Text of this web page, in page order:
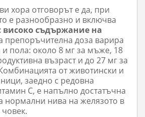
хора отговорът е да, при
е разнообразно и включва
високо съдържание на
препоръчителна доза варира
и пола: около 8 мг за мъже, 18
възраст и до 27 мг за
от животински и
заедно с редовна
С, е напълно достатъчна
нормални нива на желязото в